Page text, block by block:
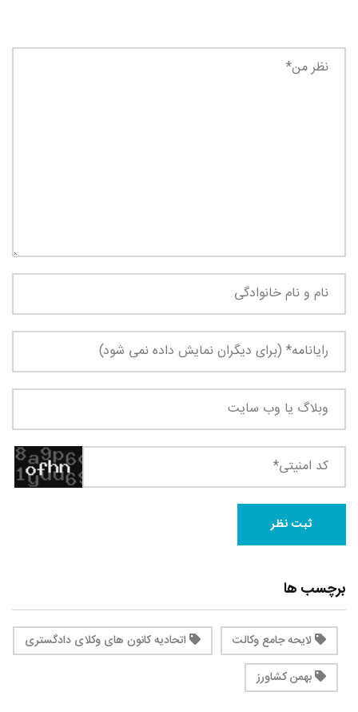
برچسب ها
لایحه جامع وکالت
اتحادیه کانون های وکلای دادگستری
بهمن کشاورز